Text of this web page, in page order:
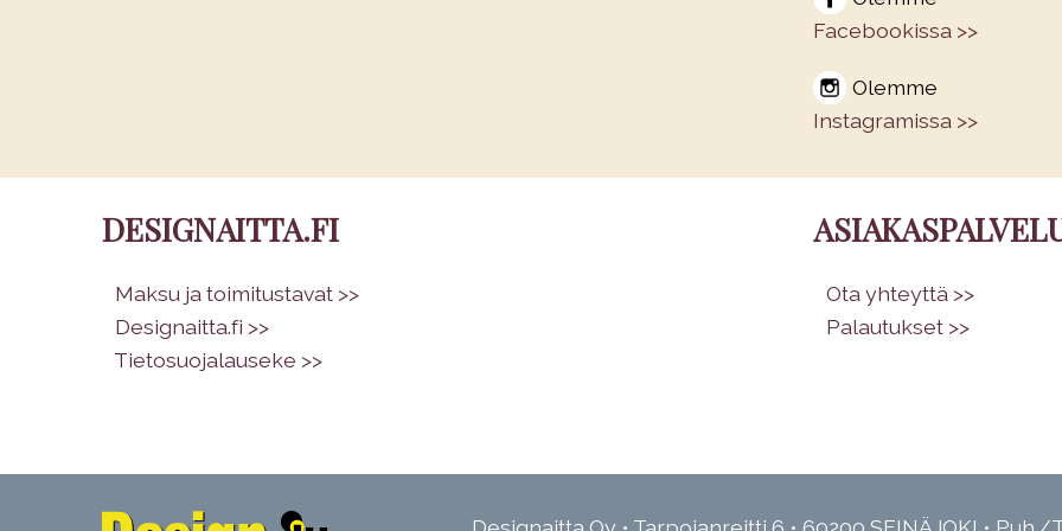
Facebookissa >>
Olemme
Instagramissa >>
DESIGNAITTA.FI
Maksu ja toimitustavat >>
Designaitta.fi >>
Tietosuojalauseke >>
Ota yhteyttä >>
Palautukset >>